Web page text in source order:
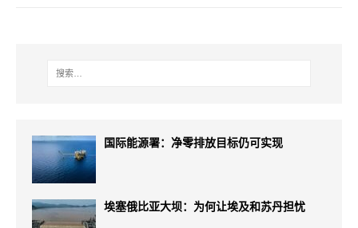
国际能源署：净零排放目标仍可实现
埃塞俄比亚大坝：为何让埃及和苏丹担忧